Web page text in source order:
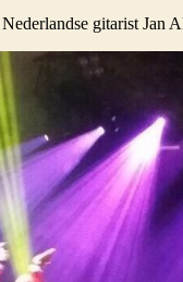
gitarist Jan